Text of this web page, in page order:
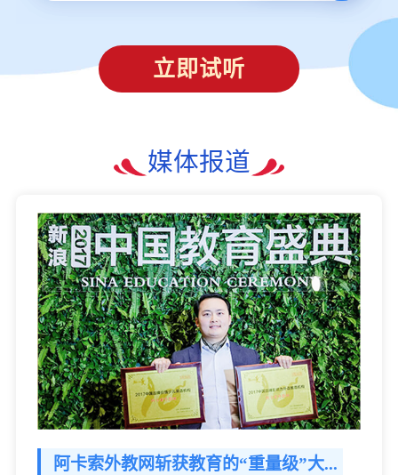
立即试听
媒体报道
阿卡索外教网斩获教育的“重量级”大...